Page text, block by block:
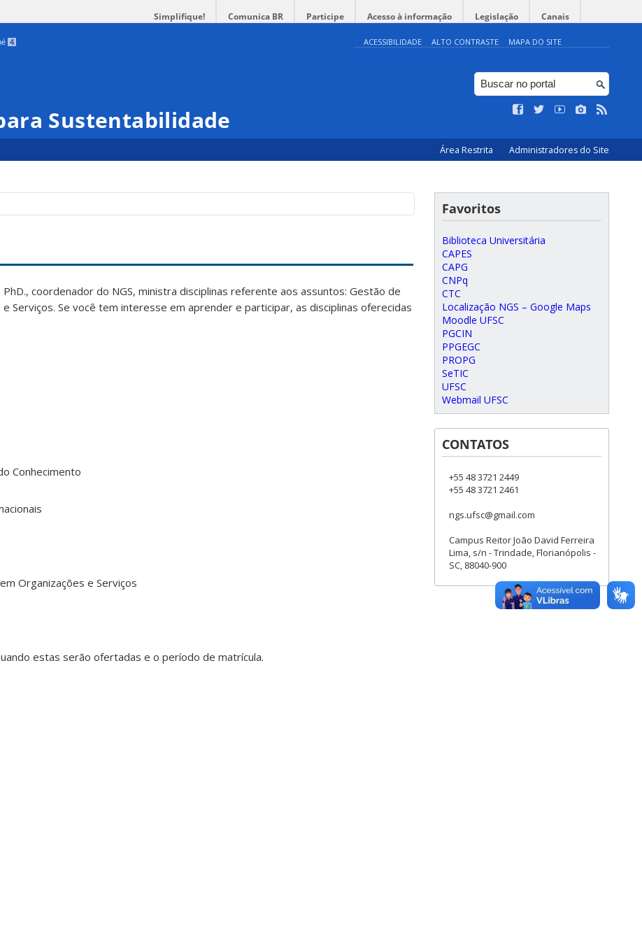
Simplifique! Comunica BR Participe Acesso à informação Legislação Canais
4 ACESSIBILIDADE ALTO CONTRASTE MAPA DO SITE
Sustentabilidade
Área Restrita Administradores do Site
coordenador do NGS, ministra disciplinas referente aos assuntos: Gestão de
Serviços. Se você tem interesse em aprender e participar, as disciplinas oferecidas
Conhecimento
Organizações e Serviços
estas serão ofertadas e o período de matrícula.
Favoritos
Biblioteca Universitária
CAPES
CAPG
CNPq
CTC
Localização NGS – Google Maps
Moodle UFSC
PGCIN
PPGEGC
PROPG
SeTIC
UFSC
Webmail UFSC
CONTATOS
+55 48 3721 2449
+55 48 3721 2461
ngs.ufsc@gmail.com
Campus Reitor João David Ferreira
Lima, s/n - Trindade, Florianópolis -
SC, 88040-900